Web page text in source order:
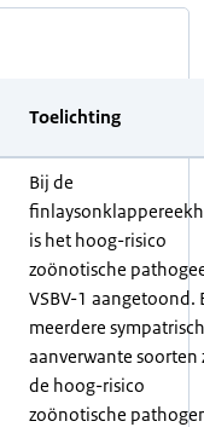
Toelichting
Bij de
is het hoog-risico
zoönotische
VSBV-1 aangetoond.
meerdere
aanverwante soorten
de hoog-risico
zoönotische